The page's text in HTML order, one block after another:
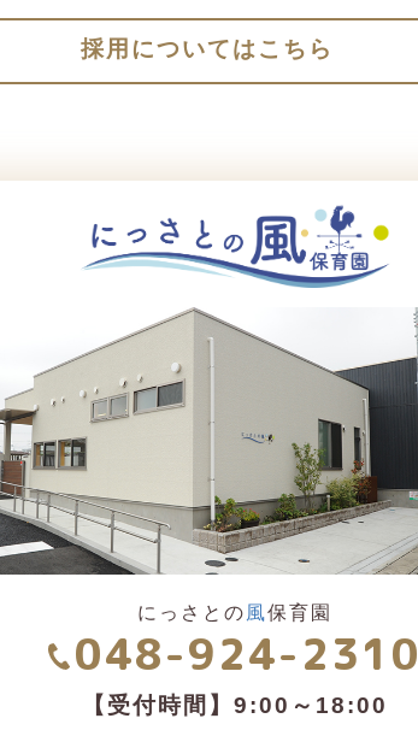
採用についてはこちら
にっさとの 風保育園
048-924-2310
【受付時間】9:00～18:00